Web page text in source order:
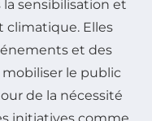
sensibilisation et
climatique. Elles
et des
le public
de la nécessité